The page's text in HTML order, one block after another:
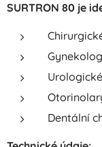
SURTRON 80 je
Dentální